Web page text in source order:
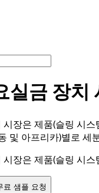
실금 장
장은 제품(슬링 시
및 아프리카)별로
장은 제품(슬링 시
료 샘플 요청